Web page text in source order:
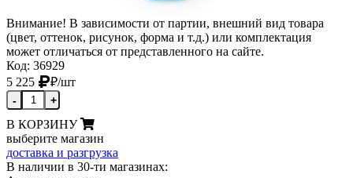
Внимание! В зависимости от партии, внешний вид товара
(цвет, оттенок, рисунок, форма и т.д.) или комплектация
может отличаться от представленного на сайте.
Код: 36929
5 225
₽/шт
- +
В КОРЗИНУ
выберите магазин
доставка и разгрузка
В наличии в 30-ти магазинах: